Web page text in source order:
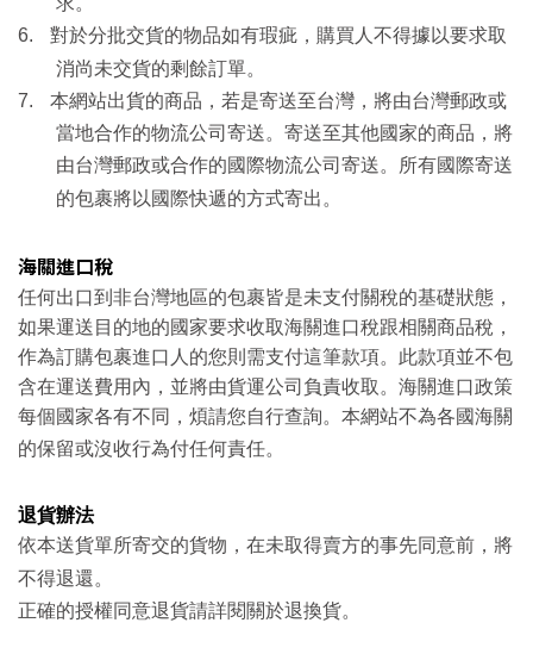
6.
對於分批交貨的物品如有瑕疵，購買人不得據以要求取
消尚未交貨的剩餘訂單。
7.
本網站出貨的商品，若是寄送至台灣，將由台灣郵政或
當地合作的物流公司寄送。寄送至其他國家的商品，將
由台灣郵政或合作的國際物流公司寄送。所有國際寄送
的包裹將以國際快遞的方式寄出。
海關進口稅
任何出口到非台灣地區的包裹皆是未支付關稅的基礎狀態，
如果運送目的地的國家要求收取海關進口稅跟相關商品稅，
作為訂購包裹進口人的您則需支付這筆款項。此款項並不包
含在運送費用內，並將由貨運公司負責收取。海關進口政策
每個國家各有不同，煩請您自行查詢。本網站不為各國海關
的保留或沒收行為付任何責任。
退貨辦法
依本送貨單所寄交的貨物，在未取得賣方的事先同意前，將
不得退還。
正確的授權同意退貨請詳閱關於退換貨。